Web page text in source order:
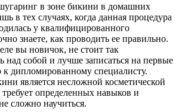
в зоне бикини в домашних
в тех случаях, когда данная процедура
у квалифицированного
знаете, как проводить ее правильно.
вы новичок, не стоит так
над собой и лучше записаться на первые
к дипломированному специалисту.
является несложной косметической
определенных навыков и
сложно научиться.